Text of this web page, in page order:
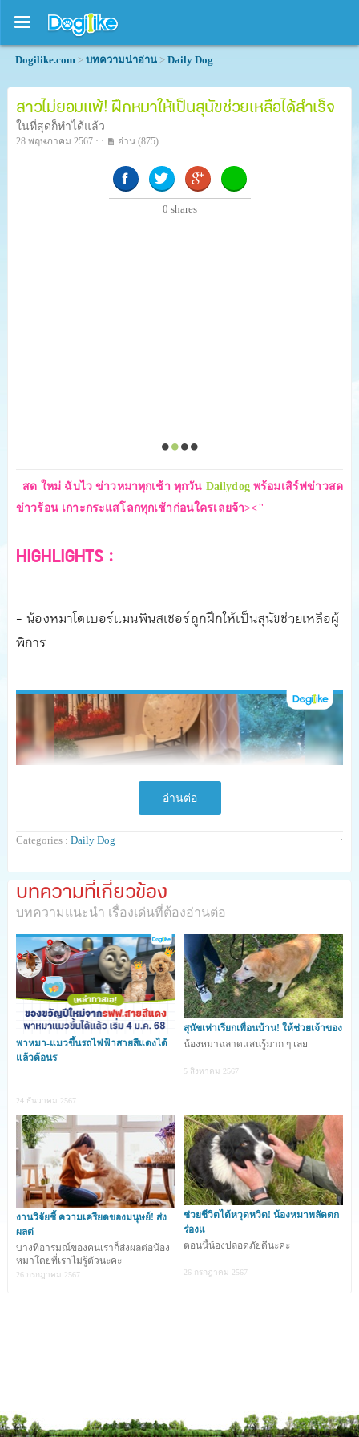
Dogilike.com > บทความน่าอ่าน > Daily Dog
สาวไม่ยอมแพ้! ฝึกหมาให้เป็นสุนัขช่วยเหลือได้สำเร็จ
ในที่สุดก็ทำได้แล้ว
28 พฤษภาคม 2567 · · อ่าน (875)
0 shares
สด ใหม่ ฉับไว ข่าวหมาทุกเช้า ทุกวัน Dailydog พร้อมเสิร์ฟข่าวสด
ข่าวร้อน เกาะกระแสโลกทุกเช้าก่อนใครเลยจ้า><"
HIGHLIGHTS :
- น้องหมาโดเบอร์แมนพินสเชอร์ถูกฝึกให้เป็นสุนัขช่วยเหลือผู้
พิการ
สาวฝึกสุนัขให้ช่วยดันสามีของเธอเวลาลุกขึ้นจากวีลแชร์ ด้วย
สำเร็จ
สมัยที่เรียนอยู่มหาวิทยาลัย Tyson สามีของ Megan Gentry
ได้รับบาดเจ็บที่ไขสันหลังขณะเล่นฟุตบอล จึงทำให้เขาเป็น
อัมพาตครึ่งซีก เขากล่าวว่า ตลอดระยะเวลา 18 ปีที่ผ่านมา
เขาไม่เคยมีสุนัขช่วยเหลือเลย เพราะเขานั้นแพ้ขนสุนัข
Megan Gentry และ Tyson จึงรับลูกหมาพันธุ์ #โดเบอร์แมน
มากเกินไป เธอจึงเริ่มฝึกให้ Bailey ช่วยดันตัวของเขา เริ่ม
อ่านต่อ
Categories : Daily Dog ·
บทความที่เกี่ยวข้อง
บทความแนะนำ เรื่องเด่นที่ต้องอ่านต่อ
พาหมา-แมวขึ้นรถไฟฟ้าสายสีแดงได้
แล้วต้อนร
24 ธันวาคม 2567
สุนัขเห่าเรียกเพื่อนบ้าน! ให้ช่วยเจ้าของ
น้องหมาฉลาดแสนรู้มาก ๆ เลย
5 สิงหาคม 2567
งานวิจัยชี้ ความเครียดของมนุษย์! ส่ง
ผลต่
บางทีอารมณ์ของคนเราก็ส่งผลต่อน้อง
หมาโดยที่เราไม่รู้ตัวนะคะ
26 กรกฎาคม 2567
ช่วยชีวิตได้หวุดหวิด! น้องหมาพลัดตก
ร่องแ
ตอนนี้น้องปลอดภัยดีนะคะ
26 กรกฎาคม 2567